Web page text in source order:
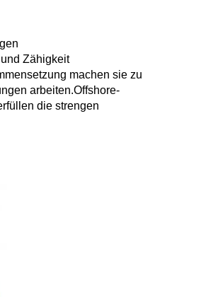
Zähigkeit
machen sie zu
arbeiten.Offshore-
die strengen